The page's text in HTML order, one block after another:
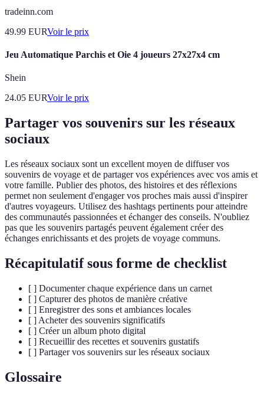
tradeinn.com
49.99 EURVoir le prix
Jeu Automatique Parchis et Oie 4 joueurs 27x27x4 cm
Shein
24.05 EURVoir le prix
Partager vos souvenirs sur les réseaux
sociaux
Les réseaux sociaux sont un excellent moyen de diffuser vos
souvenirs de voyage et de partager vos expériences avec vos amis et
votre famille. Publier des photos, des histoires et des réflexions
permet non seulement d'engager vos proches mais aussi d'inspirer
d'autres voyageurs. Utilisez des hashtags pertinents pour atteindre
des communautés passionnées et échanger des conseils. N'oubliez
pas que les souvenirs partagés peuvent également créer des
échanges enrichissants et des projets de voyage communs.
Récapitulatif sous forme de checklist
[ ] Documenter chaque expérience dans un carnet
[ ] Capturer des photos de manière créative
[ ] Enregistrer des sons et ambiances locales
[ ] Acheter des souvenirs significatifs
[ ] Créer un album photo digital
[ ] Recueillir des recettes et souvenirs gustatifs
[ ] Partager vos souvenirs sur les réseaux sociaux
Glossaire